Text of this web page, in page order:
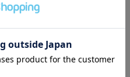
プボックス ケーブルボックス
ス usb 充電ステーション ケ
(0) 08月09日発送予定
BACKYARD FAMILY